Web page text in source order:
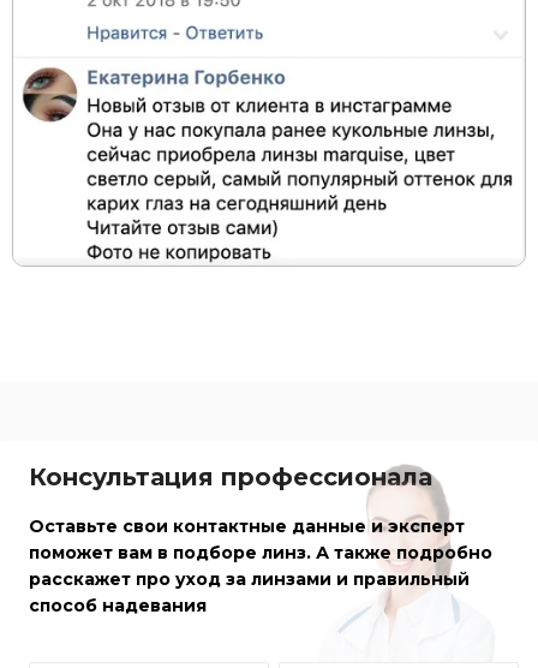
Консультация профессионала
Оставьте свои контактные данные и эксперт
поможет вам в подборе линз. А также подробно
расскажет про уход за линзами и правильный
способ надевания